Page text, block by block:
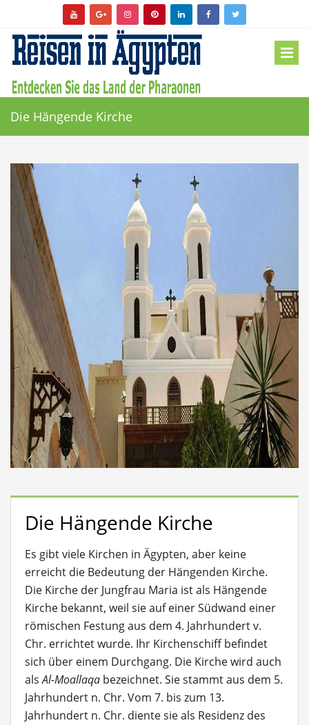
Die Hängende Kirche
Die Hängende Kirche
Es gibt viele Kirchen in Ägypten, aber keine
erreicht die Bedeutung der Hängenden Kirche.
Die Kirche der Jungfrau Maria ist als Hängende
Kirche bekannt, weil sie auf einer Südwand einer
römischen Festung aus dem 4. Jahrhundert v.
Chr. errichtet wurde. Ihr Kirchenschiff befindet
sich über einem Durchgang. Die Kirche wird auch
alsAl-Moallaqa bezeichnet. Sie stammt aus dem 5.
Jahrhundert n. Chr. Vom 7. bis zum 13.
Jahrhundert n. Chr. diente sie als Residenz des